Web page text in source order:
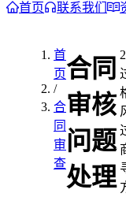
首页 联系我们
首
页
/
合
同
审
查
合同
审核
问题
处理